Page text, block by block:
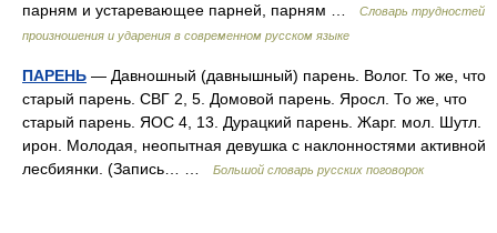
парням и устаревающее парней, парням …
Словарь трудностей
произношения и ударения в современном русском языке
ПАРЕНЬ — Давношный (давнышный) парень. Волог. То же, что
старый парень. СВГ 2, 5. Домовой парень. Яросл. То же, что
старый парень. ЯОС 4, 13. Дурацкий парень. Жарг. мол. Шутл.
ирон. Молодая, неопытная девушка с наклонностями активной
лесбиянки. (Запись… …
Большой словарь русских поговорок